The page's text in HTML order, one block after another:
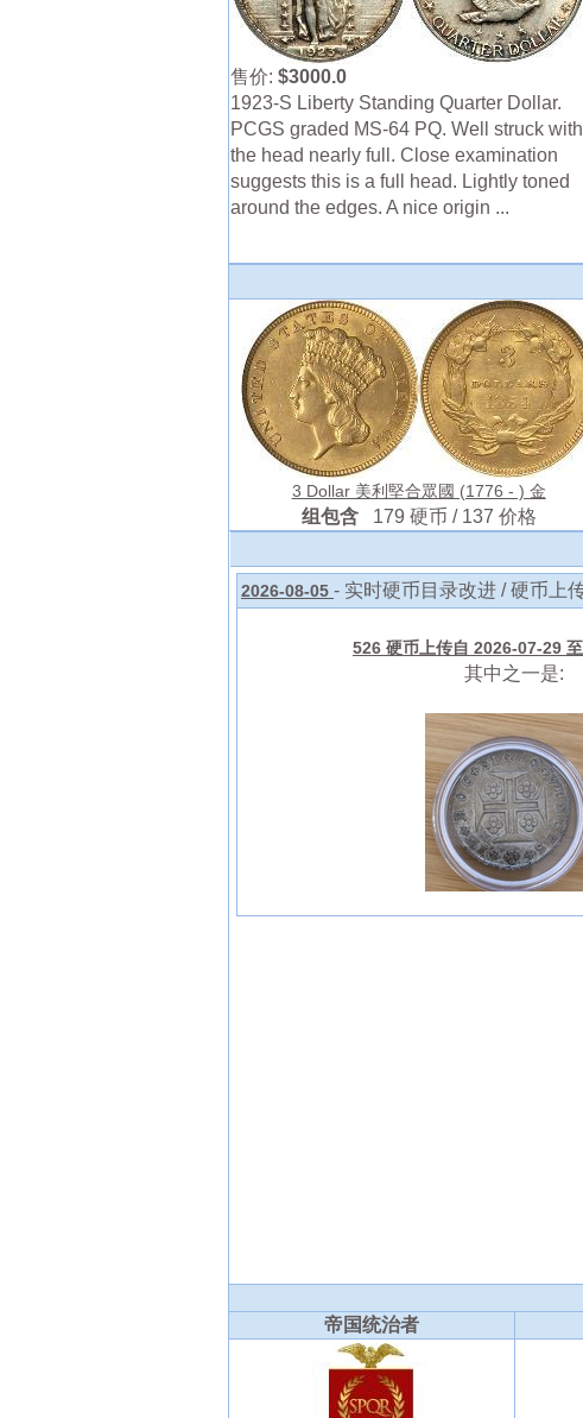
售价: $3000.0
1923-S Liberty Standing Quarter Dollar.
PCGS graded MS-64 PQ. Well struck with
the head nearly full. Close examination
suggests this is a full head. Lightly toned
around the edges. A nice origin ...
3 Dollar 美利堅合眾國 (1776 - ) 金
组包含 179 硬币 / 137 价格
2026-08-05 - 实时硬币目录改进 / 硬币上
526 硬币上传自 2026-07-29
其中之一是:
帝国统治者